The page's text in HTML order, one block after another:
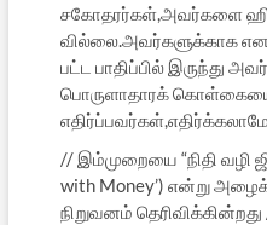
சகோதரர்கள்,அவர்களை
வில்லை.அவர்களுக்காக
பட்ட பாதிப்பில் இருந்து
பொருளாதாரக்
// இம்முறையை “நிதி வழி
with Money’) என்று
நிறுவனம்